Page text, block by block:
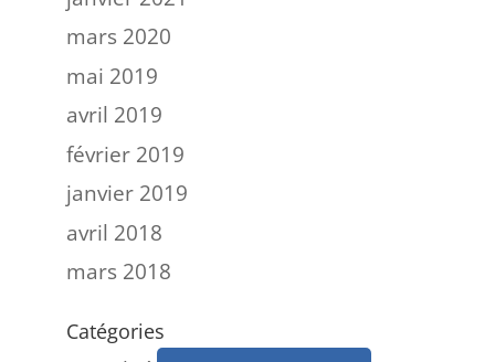
mars 2020
mai 2019
avril 2019
février 2019
janvier 2019
avril 2018
mars 2018
Catégories